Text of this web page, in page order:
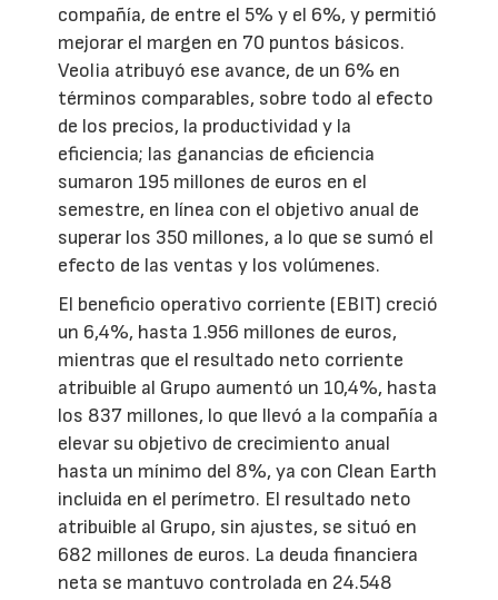
compañía, de entre el 5% y el 6%, y permitió
mejorar el margen en 70 puntos básicos.
Veolia atribuyó ese avance, de un 6% en
términos comparables, sobre todo al efecto
de los precios, la productividad y la
eficiencia; las ganancias de eficiencia
sumaron 195 millones de euros en el
semestre, en línea con el objetivo anual de
superar los 350 millones, a lo que se sumó el
efecto de las ventas y los volúmenes.
El beneficio operativo corriente (EBIT) creció
un 6,4%, hasta 1.956 millones de euros,
mientras que el resultado neto corriente
atribuible al Grupo aumentó un 10,4%, hasta
los 837 millones, lo que llevó a la compañía a
elevar su objetivo de crecimiento anual
hasta un mínimo del 8%, ya con Clean Earth
incluida en el perímetro. El resultado neto
atribuible al Grupo, sin ajustes, se situó en
682 millones de euros. La deuda financiera
neta se mantuvo controlada en 24.548